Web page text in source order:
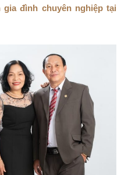
gia đình chuyên nghiệp tại